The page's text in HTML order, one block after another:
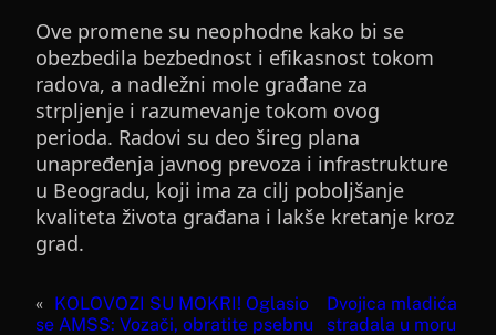
Ove promene su neophodne kako bi se
obezbedila bezbednost i efikasnost tokom
radova, a nadležni mole građane za
strpljenje i razumevanje tokom ovog
perioda. Radovi su deo šireg plana
unapređenja javnog prevoza i infrastrukture
u Beogradu, koji ima za cilj poboljšanje
kvaliteta života građana i lakše kretanje kroz
grad.
« KOLOVOZI SU MOKRI! Oglasio
se AMSS: Vozači, obratite psebnu
Dvojica mladića
stradala u moru